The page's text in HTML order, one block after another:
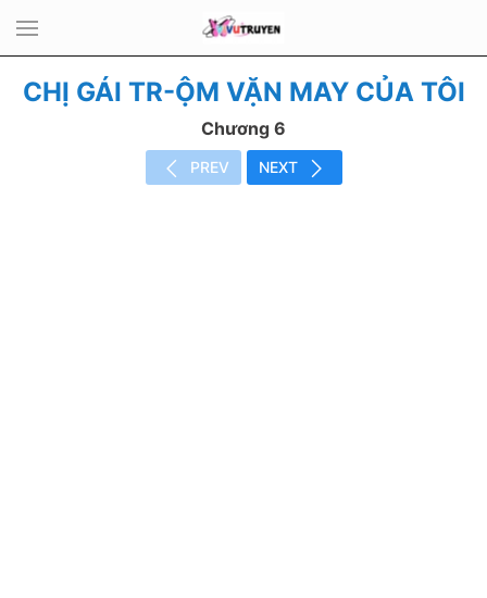
CHỊ GÁI TR-ỘM VẶN MAY CỦA TÔI
Chương 6
PREV NEXT